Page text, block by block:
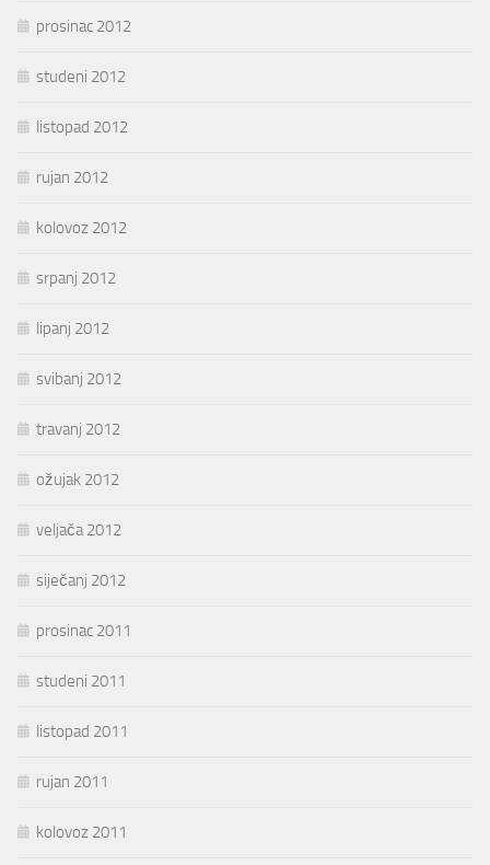
prosinac 2012
studeni 2012
listopad 2012
rujan 2012
kolovoz 2012
srpanj 2012
lipanj 2012
svibanj 2012
travanj 2012
ožujak 2012
veljača 2012
siječanj 2012
prosinac 2011
studeni 2011
listopad 2011
rujan 2011
kolovoz 2011